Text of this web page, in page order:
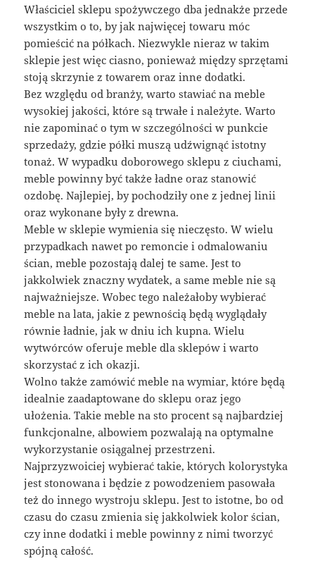
Właściciel sklepu spożywczego dba jednakże przede
wszystkim o to, by jak najwięcej towaru móc
pomieścić na półkach. Niezwykle nieraz w takim
sklepie jest więc ciasno, ponieważ między sprzętami
stoją skrzynie z towarem oraz inne dodatki.
Bez względu od branży, warto stawiać na meble
wysokiej jakości, które są trwałe i należyte. Warto
nie zapominać o tym w szczególności w punkcie
sprzedaży, gdzie półki muszą udźwignąć istotny
tonaż. W wypadku doborowego sklepu z ciuchami,
meble powinny być także ładne oraz stanowić
ozdobę. Najlepiej, by pochodziły one z jednej linii
oraz wykonane były z drewna.
Meble w sklepie wymienia się nieczęsto. W wielu
przypadkach nawet po remoncie i odmalowaniu
ścian, meble pozostają dalej te same. Jest to
jakkolwiek znaczny wydatek, a same meble nie są
najważniejsze. Wobec tego należałoby wybierać
meble na lata, jakie z pewnością będą wyglądały
równie ładnie, jak w dniu ich kupna. Wielu
wytwórców oferuje meble dla sklepów i warto
skorzystać z ich okazji.
Wolno także zamówić meble na wymiar, które będą
idealnie zaadaptowane do sklepu oraz jego
ułożenia. Takie meble na sto procent są najbardziej
funkcjonalne, albowiem pozwalają na optymalne
wykorzystanie osiągalnej przestrzeni.
Najprzyzwoiciej wybierać takie, których kolorystyka
jest stonowana i będzie z powodzeniem pasowała
też do innego wystroju sklepu. Jest to istotne, bo od
czasu do czasu zmienia się jakkolwiek kolor ścian,
czy inne dodatki i meble powinny z nimi tworzyć
spójną całość.